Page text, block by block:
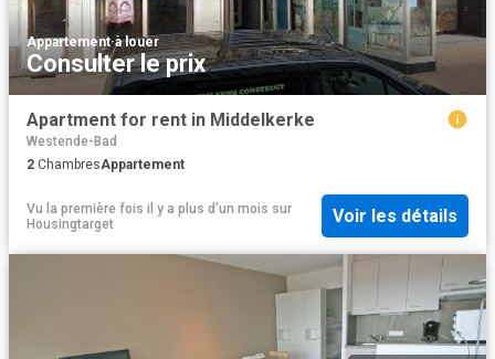
Appartement·à louer
Consulter le prix
Apartment for rent in Middelkerke
Westende-Bad
2 ChambresAppartement
Vu la première fois il y a plus d'un mois sur
Housingtarget
Voir les détails